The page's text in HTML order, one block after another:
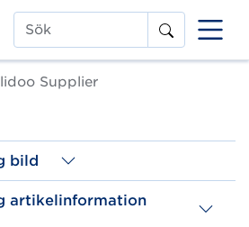
Sök
Supplier
bild
artikelinformation